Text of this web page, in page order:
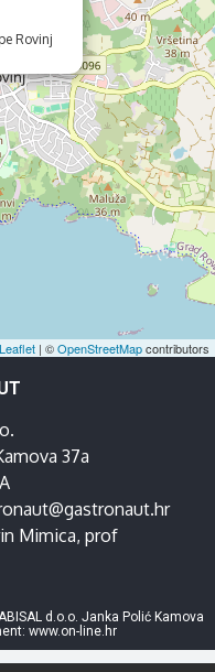
Rovinj
Leaflet | ©OpenStreetMapcontributors
37a
Mimica, prof
d.o.o. Janka Polić Kamova
www.on-line.hr